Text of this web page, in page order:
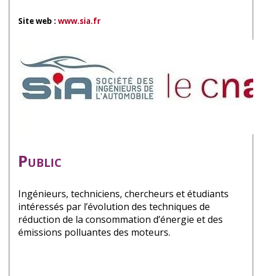
Site web : www.sia.fr
Public
Ingénieurs, techniciens, chercheurs et étudiants
intéressés par l’évolution des techniques de
réduction de la consommation d’énergie et des
émissions polluantes des moteurs.